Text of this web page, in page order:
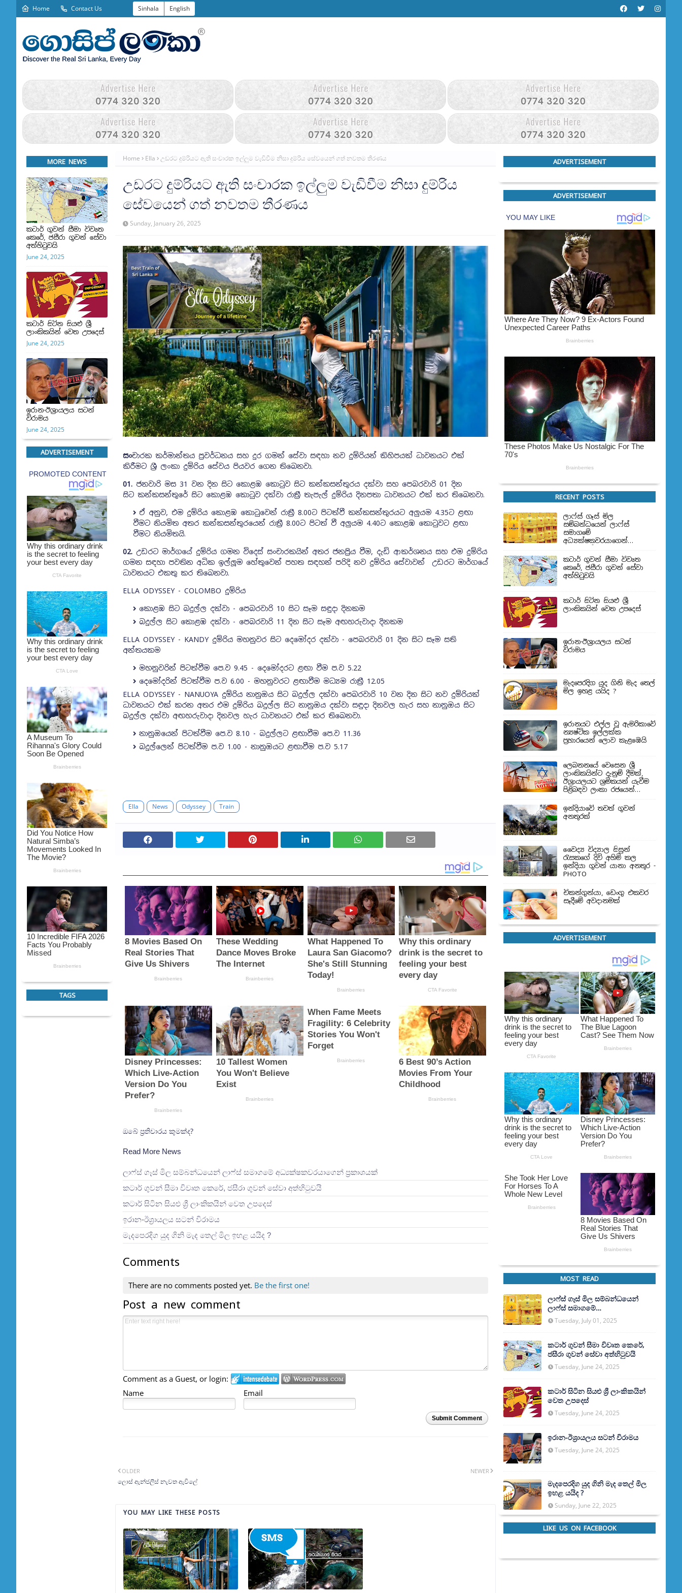
Home Contact Us Sinhala English
MORE NEWS
කටාර් ගුවන් සීමා විවෘත
කෙරේ, ජසීරා ගුවන් සේවා
අත්හි‍ටුවයි
June 24, 2025
කටාර් සිටින සියළු ශ්‍රී
ලාංකිකයින් වෙත උපදෙස්
June 24, 2025
ඉරාන-ඊශ්‍රායලය සටන්
විරාමය
June 24, 2025
ADVERTISEMENT
TAGS
Home Ella උඩරට දුම්රියට ඇති සංචාරක ඉල්ලුම වැඩිවීම නිසා දුම්රිය සේවයෙන් ගත් නවතම තීරණය
උඩරට දුම්රියට ඇති සංචාරක ඉල්ලුම වැඩිවීම නිසා දුම්රිය
සේවයෙන් ගත් නවතම තීරණය
Sunday, January 26, 2025
සංචාරක කර්මාන්තය ප්‍රවර්ධනය සහ දුර ගමන් සේවා සඳහා නව දුම්රියන් කිහිපයක් ධාවනයට එක්
කිරීමට ශ්‍රී ලංකා දුම්රිය සේවය පියවර ගෙන තිබෙනවා.
01. ජනවාරි මස 31 වන දින සිට කොළඹ කො‍ටුව සිට කන්කසන්තුරය දක්වා සහ පෙබරවාරි 01 දින
සිට කන්කසන්තුරේ සිට කොළඹ කො‍ටුව දක්වා රාත්‍රී තැපැල් දුම්රිය දිනපතා ධාවනයට එක් කර තිබෙනවා.
ඒ අනුව, එම දුම්රිය කොළඹ කො‍ටුවෙන් රාත්‍රී 8.00ට පිටත්වී කන්කසන්තුරයට අලුයම 4.35ට ළඟා
වීමට නියමිත අතර කන්කසන්තුරයෙන් රාත්‍රී 8.00ට පිටත් වී අලුයම 4.40ට කොළඹ කො‍ටුවට ළඟා
වීමට නියමිතයි.
02. උඩරට මාර්ගයේ දුම්රිය ගමන විදෙස් සංචාරකයින් අතර ජනප්‍රිය වීම, දැඩි ආකර්ශනය සහ එම දුම්රිය
ගමන සඳහා පවතින අධික ඉල්ලූම හේතුවෙන් පහත සඳහන් පරිදි නව දුම්රිය සේවාවන් උඩරට මාර්ගයේ
ධාවනයට එකතු කර තිබෙනවා.
ELLA ODYSSEY - COLOMBO දුම්රිය
කොළඹ සිට බදුල්ල දක්වා - පෙබරවාරි 10 සිට සෑම සඳුදා දිනකම
බදුල්ල සිට කොළඹ දක්වා - පෙබරවාරි 11 දින සිට සෑම අඟහරුවාදා දිනකම
ELLA ODYSSEY - KANDY දුම්රිය මහනුවර සිට දෙමෝදර දක්වා - පෙබරවාරි 01 දින සිට සෑම සති
අන්තයකම
මහනුවරින් පිටත්වීම පෙ.ව 9.45 - දෙමෝදරට ළඟා වීම ප.ව 5.22
දෙමෝදරින් පිටත්වීම ප.ව 6.00 - මහනුවරට ළඟාවීම මධ්‍යම රාත්‍රී 12.05
ELLA ODYSSEY - NANUOYA දුම්රිය නානුඔය සිට බදුල්ල දක්වා පෙබරවාරි 10 වන දින සිට නව දුම්රියක්
ධාවනයට එක් කරන අතර එම දුම්රිය බදුල්ල සිට නානුඔය දක්වා සඳුදා දිනවල හැර සහ නානුඔය සිට
බදුල්ල දක්වා අඟහරුවාදා දිනවල හැර ධාවනයට එක් කර තිබෙනවා.
නානුඔයෙන් පිටත්වීම පෙ.ව 8.10 - බදුල්ලට ළඟාවීම පෙ.ව 11.36
බදුල්ලෙන් පිටත්වීම ප.ව 1.00 - නානුඔයට ළඟාවීම ප.ව 5.17
Ella News Odyssey Train
ඔබේ ප්‍රතිචාරය කුමක්ද?
Read More News
ලාෆ්ස් ගෑස් මිල සම්බන්ධයෙන් ලාෆ්ස් සමාගමේ අධ්‍යක්ෂකවරයාගෙන් ප්‍රකාශයක්
කටාර් ගුවන් සීමා විවෘත කෙරේ, ජසීරා ගුවන් සේවා අත්හි‍ටුවයි
කටාර් සිටින සියළු ශ්‍රී ලාංකිකයින් වෙත උපදෙස්
ඉරාන-ඊශ්‍රායලය සටන් විරාමය
මැදපෙරදිග යුද ගිනි මැද තෙල් මිල ඉහළ යයිද ?
Comments
There are no comments posted yet. Be the first one!
Post a new comment
Comment as a Guest, or login:
Name
Email
Submit Comment
NEWER
OLDER
ලොස් ඇන්ජලීස් නැවත ඇවිලේ
YOU MAY LIKE THESE POSTS
ADVERTISEMENT
ADVERTISEMENT
RECENT POSTS
ලාෆ්ස් ගෑස් මිල
සම්බන්ධයෙන් ලාෆ්ස්
සමාගමේ
අධ්‍යක්ෂකවරයාගෙන්
කටාර් ගුවන් සීමා විවෘත
කෙරේ, ජසීරා ගුවන් සේවා
අත්හි‍ටුවයි
කටාර් සිටින සියළු ශ්‍රී
ලාංකිකයින් වෙත උපදෙස්
ඉරාන-ඊශ්‍රායලය සටන්
විරාමය
මැදපෙරදිග යුද ගිනි මැද තෙල්
මිල ඉහළ යයිද ?
ඉරානයට එල්ල වූ ඇමරිකාවේ
න්‍යෂ්ටික ඉල්ලක්ක
ප්‍රහාරයෙන් ලොව කැළඹෙයි
ලෙබනනයේ වෙසෙන ශ්‍රී
ලාංකිකයින්ට දැනුම් දීමක්,
ඊශ්‍රායලයට ශ්‍රමිකයන් යැවීම
පිළිබඳව ලංකා රජයෙන්
ඉන්දියාවේ තවත් ගුවන්
අනතුරක්
වෛද්‍ය විද්‍යාල සිසුන්
‍රැසකගේ දිවි අහිමි කල
ඉන්දියා ගුවන් යානා අනතුර -
PHOTO
චිකන්ගුන්යා, ඩෙංගු එකවර
සෑදීමේ අවදානමක්
ADVERTISEMENT
MOST READ
ලාෆ්ස් ගෑස් මිල සම්බන්ධයෙන්
ලාෆ්ස් සමාගමේ
අධ්‍යක්ෂකවරයාගෙන් ප්‍රකාශයක්
Tuesday, July 01, 2025
කටාර් ගුවන් සීමා විවෘත කෙරේ,
ජසීරා ගුවන් සේවා අත්හි‍ටුවයි
Tuesday, June 24, 2025
කටාර් සිටින සියළු ශ්‍රී ලාංකිකයින්
වෙත උපදෙස්
Tuesday, June 24, 2025
ඉරාන-ඊශ්‍රායලය සටන් විරාමය
Tuesday, June 24, 2025
මැදපෙරදිග යුද ගිනි මැද තෙල් මිල
ඉහළ යයිද ?
Sunday, June 22, 2025
LIKE US ON FACEBOOK